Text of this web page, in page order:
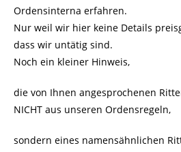
Ordensinterna erfahren.
Nur weil wir hier keine Details
dass wir untätig sind.
Noch ein kleiner Hinweis,
die von Ihnen angesprochenen
NICHT aus unseren Ordensregeln,
sondern eines namensähnlichen